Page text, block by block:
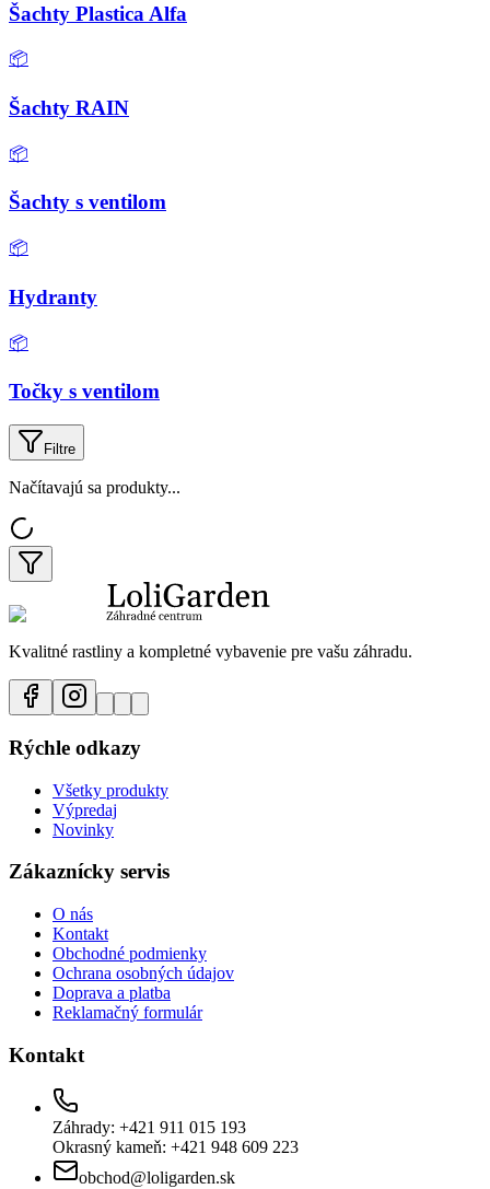
Šachty Plastica Alfa
📦
Šachty RAIN
📦
Šachty s ventilom
📦
Hydranty
📦
Točky s ventilom
Filtre
Načítavajú sa produkty...
Kvalitné rastliny a kompletné vybavenie pre vašu záhradu.
Rýchle odkazy
Všetky produkty
Výpredaj
Novinky
Zákaznícky servis
O nás
Kontakt
Obchodné podmienky
Ochrana osobných údajov
Doprava a platba
Reklamačný formulár
Kontakt
Záhrady: +421 911 015 193
Okrasný kameň: +421 948 609 223
obchod@loligarden.sk